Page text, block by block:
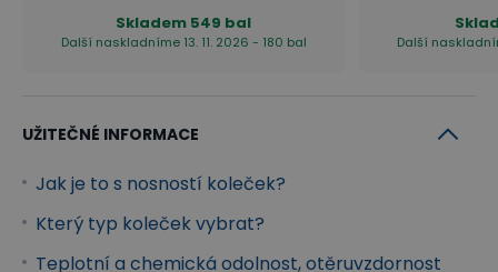
Skladem 549 bal
Další naskladníme 13. 11. 2026 - 180 bal Další
UŽITEČNÉ INFORMACE
Jak je to s nosností koleček?
Který typ koleček vybrat?
Teplotní a chemická odolnost, otěruvzdornost